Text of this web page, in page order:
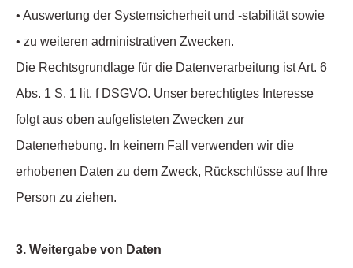
• Auswertung der Systemsicherheit und -stabilität sowie
• zu weiteren administrativen Zwecken.
Die Rechtsgrundlage für die Datenverarbeitung ist Art. 6
Abs. 1 S. 1 lit. f DSGVO. Unser berechtigtes Interesse
folgt aus oben aufgelisteten Zwecken zur
Datenerhebung. In keinem Fall verwenden wir die
erhobenen Daten zu dem Zweck, Rückschlüsse auf Ihre
Person zu ziehen.
3. Weitergabe von Daten